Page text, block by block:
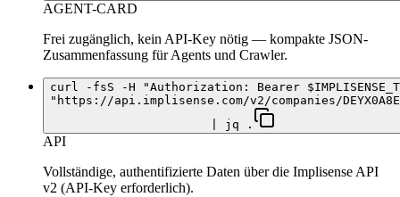
AGENT-CARD
Frei zugänglich, kein API-Key nötig — kompakte JSON-
Zusammenfassung für Agents und Crawler.
curl -fsS -H "Authorization: Bearer
"https://api.implisense.com/v2/companies/
| jq .
API
Vollständige, authentifizierte Daten über die Implisense API
v2 (API-Key erforderlich).